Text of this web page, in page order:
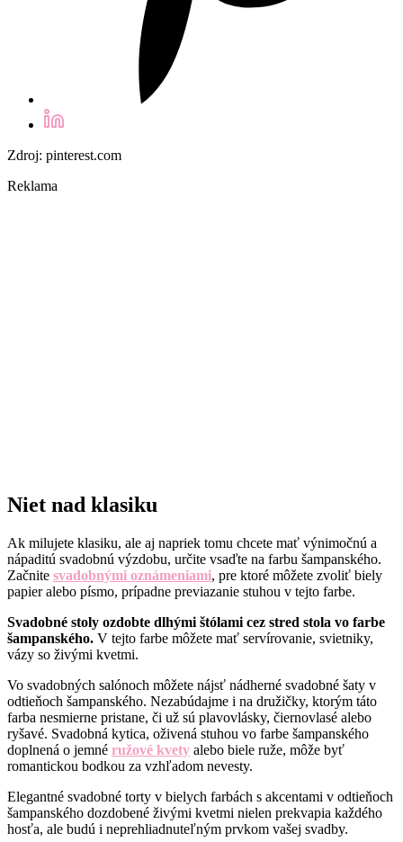
Zdroj: pinterest.com
Reklama
Niet nad klasiku
Ak milujete klasiku, ale aj napriek tomu chcete mať výnimočnú a
nápaditú svadobnú výzdobu, určite vsaďte na farbu šampanského.
Začnite svadobnými oznámeniami, pre ktoré môžete zvoliť biely
papier alebo písmo, prípadne previazanie stuhou v tejto farbe.
Svadobné stoly ozdobte dlhými štólami cez stred stola vo farbe
šampanského. V tejto farbe môžete mať servírovanie, svietniky,
vázy so živými kvetmi.
Vo svadobných salónoch môžete nájsť nádherné svadobné šaty v
odtieňoch šampanského. Nezabúdajme i na družičky, ktorým táto
farba nesmierne pristane, či už sú plavovlásky, čiernovlasé alebo
ryšavé. Svadobná kytica, oživená stuhou vo farbe šampanského
doplnená o jemné ružové kvety alebo biele ruže, môže byť
romantickou bodkou za vzhľadom nevesty.
Elegantné svadobné torty v bielych farbách s akcentami v odtieňoch
šampanského dozdobené živými kvetmi nielen prekvapia každého
hosťa, ale budú i neprehliadnuteľným prvkom vašej svadby.